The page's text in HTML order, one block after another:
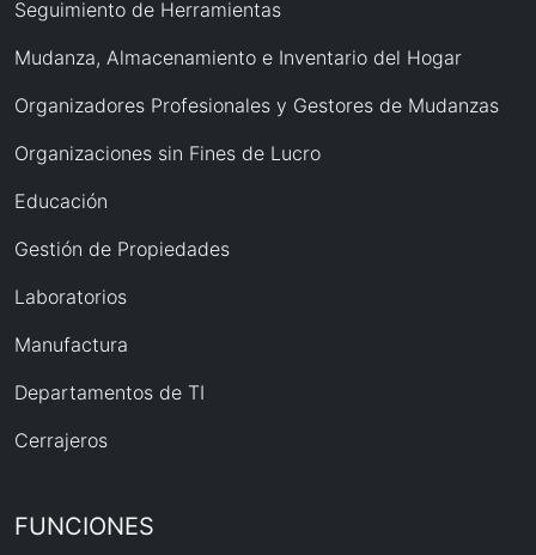
Seguimiento de Herramientas
Mudanza, Almacenamiento e Inventario del Hogar
Organizadores Profesionales y Gestores de Mudanzas
Organizaciones sin Fines de Lucro
Educación
Gestión de Propiedades
Laboratorios
Manufactura
Departamentos de TI
Cerrajeros
FUNCIONES